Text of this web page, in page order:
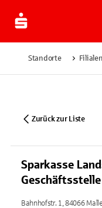
Standorte Filialen
Zurück zur Liste
Sparkasse
Bahnhofstr. 1, 84066